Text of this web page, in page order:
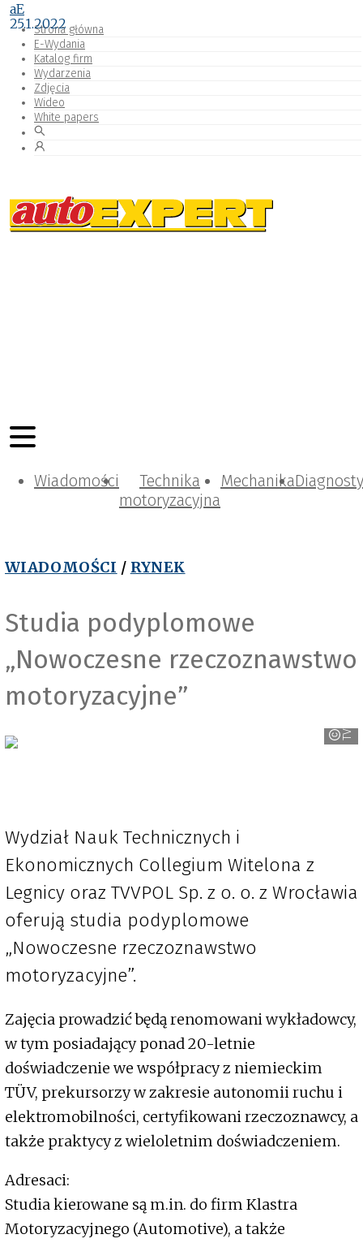
Strona główna
E-Wydania
Katalog firm
Wydarzenia
Zdjęcia
Wideo
White papers
Wiadomości
Technika
motoryzacyjna
Mechanika
WIADOMOŚCI / RYNEK
Studia podyplomowe
„Nowoczesne rzeczoznawstwo
motoryzacyjne”
TVVPOL
aE
25.1.2022
Wydział Nauk Technicznych i
Ekonomicznych Collegium Witelona z
Legnicy oraz TVVPOL Sp. z o. o. z Wrocławia
oferują studia podyplomowe
„Nowoczesne rzeczoznawstwo
motoryzacyjne”.
Zajęcia prowadzić będą renomowani wykładowcy,
w tym posiadający ponad 20-letnie
doświadczenie we współpracy z niemieckim
TÜV, prekursorzy w zakresie autonomii ruchu i
elektromobilności, certyfikowani rzeczoznawcy, a
także praktycy z wieloletnim doświadczeniem.
Adresaci:
Studia kierowane są m.in. do firm Klastra
Motoryzacyjnego (Automotive), a także